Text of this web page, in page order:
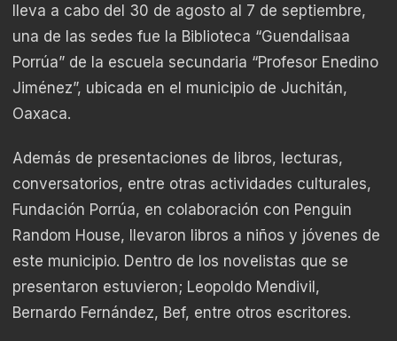
lleva a cabo del 30 de agosto al 7 de septiembre,
una de las sedes fue la Biblioteca “Guendalisaa
Porrúa” de la escuela secundaria “Profesor Enedino
Jiménez”, ubicada en el municipio de Juchitán,
Oaxaca.
Además de presentaciones de libros, lecturas,
conversatorios, entre otras actividades culturales,
Fundación Porrúa, en colaboración con Penguin
Random House, llevaron libros a niños y jóvenes de
este municipio. Dentro de los novelistas que se
presentaron estuvieron; Leopoldo Mendivil,
Bernardo Fernández, Bef, entre otros escritores.